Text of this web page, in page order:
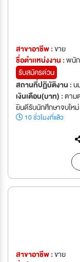
สาขาอาชีพ :ขาย
ชื่อตำเเหน่งงาน :พนัก
รับสมัครด่วน
สถานที่ปฏิบัติงาน :น
เงินเดือน(บาท) :ตาม
ยินดีรับนักศึกษาจบให
10 ชั่วโมงที่แล้ว
สาขาอาชีพ :ขาย